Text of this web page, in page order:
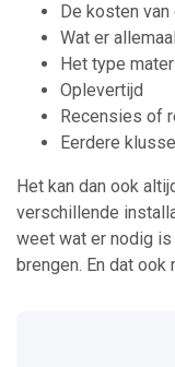
De kosten
Wat er
Het type
Oplevertijd
Recensies of
Eerdere
Het kan dan ook
verschillende
weet wat er nodig
brengen. En dat